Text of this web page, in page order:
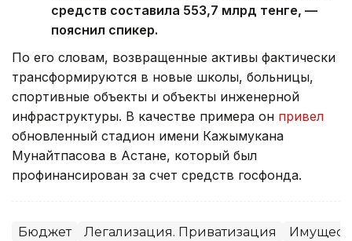
средств составила 553,7 млрд тенге, —
пояснил спикер.
По его словам, возвращенные активы фактически
трансформируются в новые школы, больницы,
спортивные объекты и объекты инженерной
инфраструктуры. В качестве примера он привел
обновленный стадион имени Кажымукана
Мунайтпасова в Астане, который был
профинансирован за счет средств госфонда.
Бюджет Легализация. Приватизация